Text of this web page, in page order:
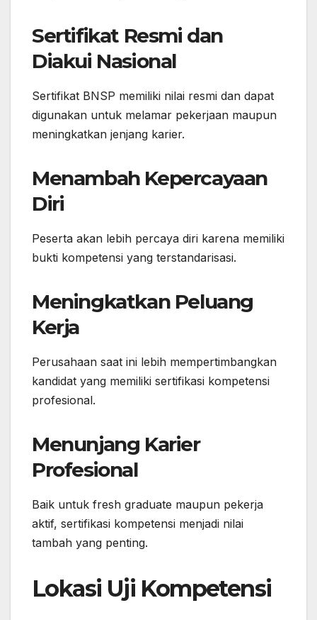
Sertifikat Resmi dan
Diakui Nasional
Sertifikat BNSP memiliki nilai resmi dan dapat
digunakan untuk melamar pekerjaan maupun
meningkatkan jenjang karier.
Menambah Kepercayaan
Diri
Peserta akan lebih percaya diri karena memiliki
bukti kompetensi yang terstandarisasi.
Meningkatkan Peluang
Kerja
Perusahaan saat ini lebih mempertimbangkan
kandidat yang memiliki sertifikasi kompetensi
profesional.
Menunjang Karier
Profesional
Baik untuk fresh graduate maupun pekerja
aktif, sertifikasi kompetensi menjadi nilai
tambah yang penting.
Lokasi Uji Kompetensi